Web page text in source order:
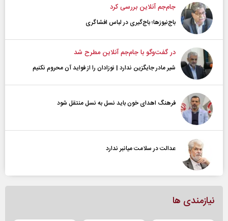
جام‌جم آنلاین بررسی کرد
باج‌نیوزها؛ باج‌گیری در لباس افشاگری
در گفت‌و‌گو با جام‌جم آنلاین مطرح شد
شیر مادر جایگزین ندارد | نوزادان را از فواید آن محروم نکنیم
فرهنگ اهدای خون باید نسل به نسل منتقل شود
عدالت در سلامت میانبر ندارد
نیازمندی ها